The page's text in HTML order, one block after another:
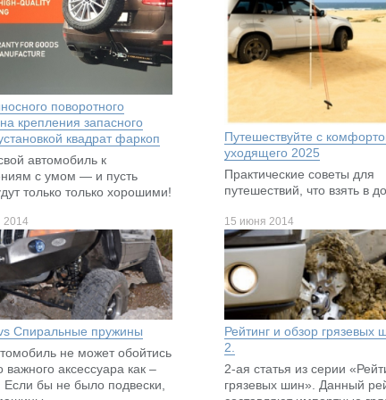
поворотного
крепления запасного
квадрат фаркоп
автомобиль к
с умом — и пусть
только только хорошими!
Путешествуйте с
уходящего 2025
Практические советы для
путешествий, что взять в
2014
Спиральные пружины
не может обойтись
важного аксессуара как –
Если бы не было подвески,
15 июня 2014
Рейтинг и обзор грязевых
2.
2-ая статья из серии
грязевых шин». Данный